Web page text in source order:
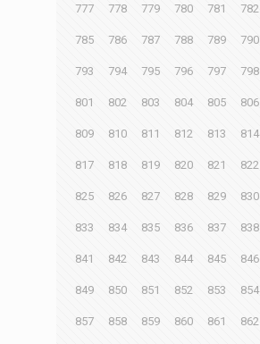
777 778 779 780 781 782
785 786 787 788 789 790
793 794 795 796 797 798
801 802 803 804 805 806
809 810 811 812 813 814
817 818 819 820 821 822
825 826 827 828 829 830
833 834 835 836 837 838
841 842 843 844 845 846
849 850 851 852 853 854
857 858 859 860 861 862